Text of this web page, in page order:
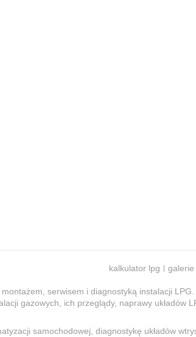
kalkulator lpg galerie
serwisem i diagnostyką instalacji
gazowych, ich przeglądy, naprawy układów
samochodowej, diagnostykę układów